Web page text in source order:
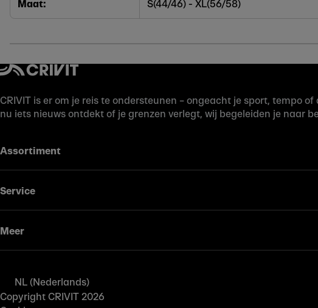
Maat: S(44/46) - XL(56/58)
CRIVIT is er om je reis te ondersteunen – ongeacht je sport, tempo
nu iets nieuws ontdekt of je grenzen verlegt, wij begeleiden je naar
Assortiment
Service
Meer
NL (Nederlands)
Copyright CRIVIT 2026